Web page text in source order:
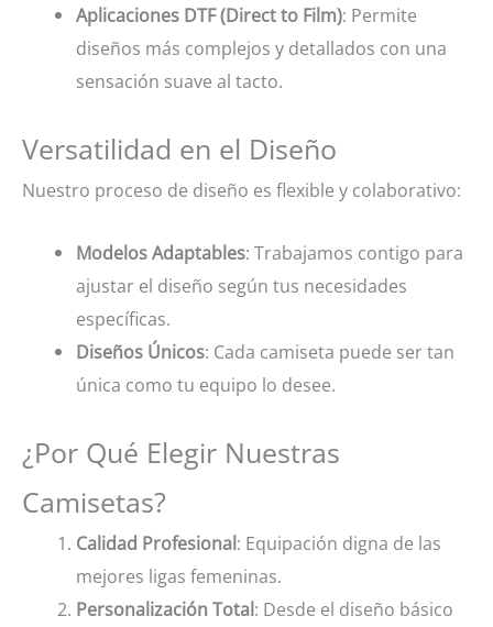
Aplicaciones DTF (Direct to Film): Permite
diseños más complejos y detallados con una
sensación suave al tacto.
Versatilidad en el Diseño
Nuestro proceso de diseño es flexible y colaborativo:
Modelos Adaptables: Trabajamos contigo para
ajustar el diseño según tus necesidades
específicas.
Diseños Únicos: Cada camiseta puede ser tan
única como tu equipo lo desee.
¿Por Qué Elegir Nuestras
Camisetas?
Calidad Profesional: Equipación digna de las
mejores ligas femeninas.
Personalización Total: Desde el diseño básico